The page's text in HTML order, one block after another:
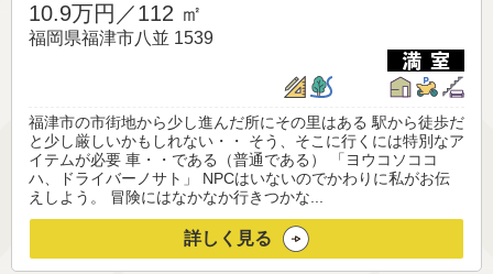
10.9万円／112 ㎡
福岡県福津市八並 1539
福津市の市街地から少し進んだ所にその里はある 駅から徒歩だ
と少し厳しいかもしれない・・ そう、そこに行くには特別なア
イテムが必要 車・・である（普通である） 「ヨウコソココ
ハ、ドライバーノサト」 NPCはいないのでかわりに私がお伝
えしよう。 冒険にはなかなか行きつかな...
詳しく見る